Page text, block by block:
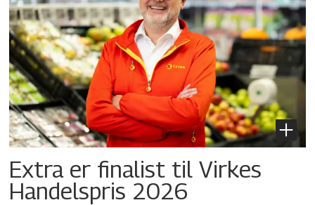
Extra er finalist til Virkes
Handelspris 2026